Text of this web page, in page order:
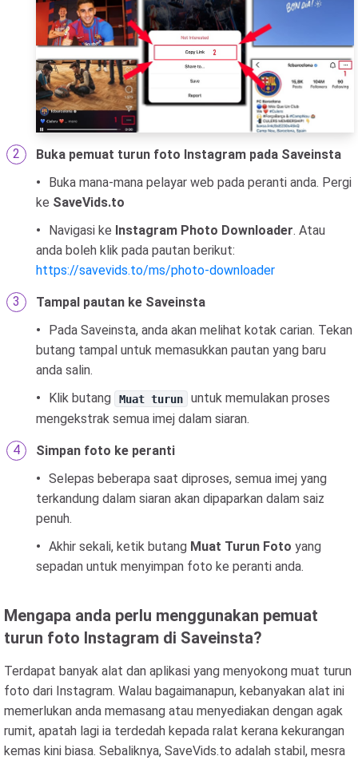
Buka pemuat turun foto Instagram pada Saveinsta
Buka mana-mana pelayar web pada peranti anda. Pergi
ke SaveVids.to
Navigasi ke Instagram Photo Downloader. Atau
anda boleh klik pada pautan berikut:
https://savevids.to/ms/photo-downloader
Tampal pautan ke Saveinsta
Pada Saveinsta, anda akan melihat kotak carian. Tekan
butang tampal untuk memasukkan pautan yang baru
anda salin.
Klik butang
Muat turun
untuk memulakan proses
mengekstrak semua imej dalam siaran.
Simpan foto ke peranti
Selepas beberapa saat diproses, semua imej yang
terkandung dalam siaran akan dipaparkan dalam saiz
penuh.
Akhir sekali, ketik butang Muat Turun Foto yang
sepadan untuk menyimpan foto ke peranti anda.
Mengapa anda perlu menggunakan pemuat
turun foto Instagram di Saveinsta?
Terdapat banyak alat dan aplikasi yang menyokong muat turun
foto dari Instagram. Walau bagaimanapun, kebanyakan alat ini
memerlukan anda memasang atau menyediakan dengan agak
rumit, apatah lagi ia terdedah kepada ralat kerana kekurangan
kemas kini biasa. Sebaliknya, SaveVids.to adalah stabil, mesra